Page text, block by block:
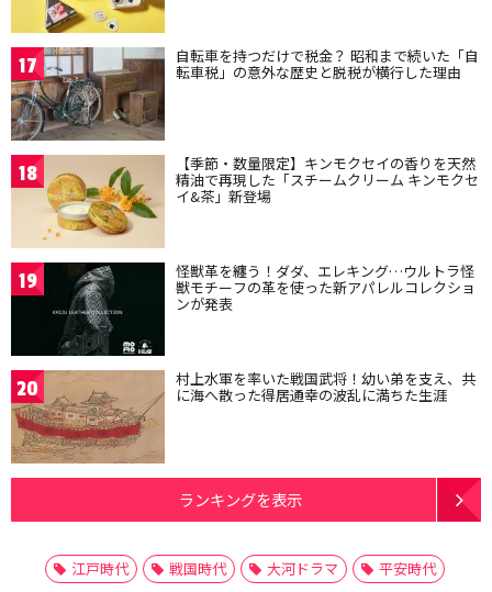
17 自転車を持つだけで税金？ 昭和まで続いた「自
転車税」の意外な歴史と脱税が横行した理由
18 【季節・数量限定】キンモクセイの香りを天然
精油で再現した「スチームクリーム キンモクセ
イ&茶」新登場
19 怪獣革を纏う！ダダ、エレキング…ウルトラ怪
獣モチーフの革を使った新アパレルコレクショ
ンが発表
20 村上水軍を率いた戦国武将！幼い弟を支え、共
に海へ散った得居通幸の波乱に満ちた生涯
ランキングを表示
江戸時代 戦国時代 大河ドラマ
平安時代